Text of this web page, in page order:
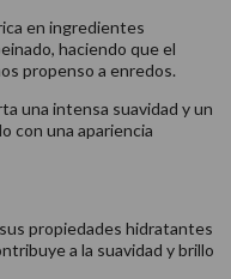
en ingredientes
haciendo que el
propenso a enredos.
una intensa suavidad y un
con una apariencia
propiedades hidratantes
a la suavidad y brillo